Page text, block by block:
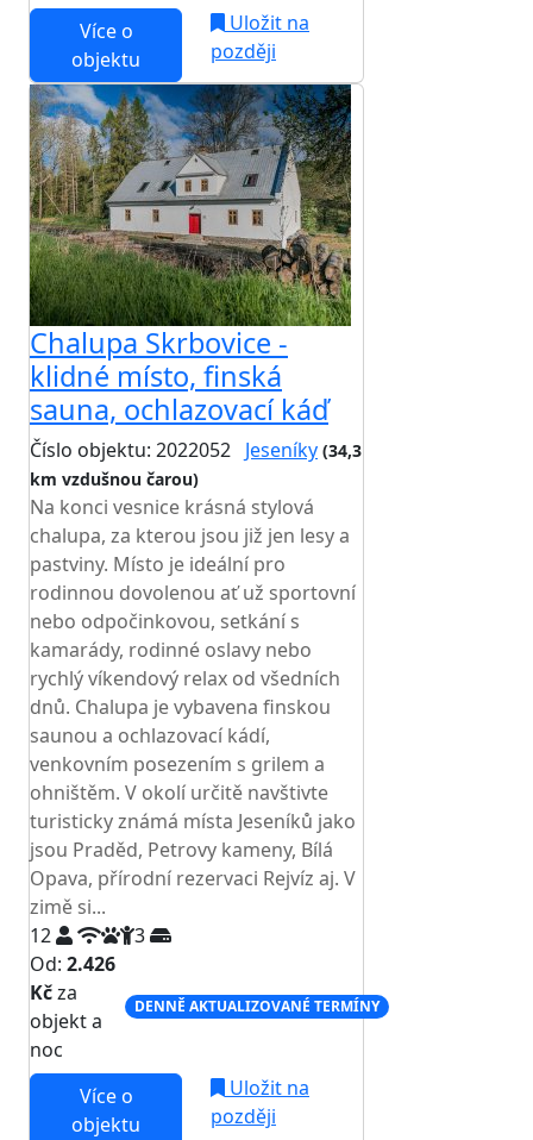
Více o
objektu
Uložit na
později
Chalupa Skrbovice -
klidné místo, finská
sauna, ochlazovací káď
Číslo objektu: 2022052 Jeseníky (34,3
km vzdušnou čarou)
Na konci vesnice krásná stylová
chalupa, za kterou jsou již jen lesy a
pastviny. Místo je ideální pro
rodinnou dovolenou ať už sportovní
nebo odpočinkovou, setkání s
kamarády, rodinné oslavy nebo
rychlý víkendový relax od všedních
dnů. Chalupa je vybavena finskou
saunou a ochlazovací kádí,
venkovním posezením s grilem a
ohništěm. V okolí určitě navštivte
turisticky známá místa Jeseníků jako
jsou Praděd, Petrovy kameny, Bílá
Opava, přírodní rezervaci Rejvíz aj. V
zimě si...
12
3
Od: 2.426
Kčza
objekt a
noc
DENNĚ AKTUALIZOVANÉ TERMÍNY
Více o
objektu
Uložit na
později